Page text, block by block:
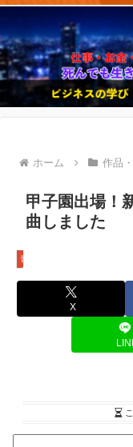
ホーム 作品
甲子園出場！
曲しました
音楽制作/楽曲制作
X